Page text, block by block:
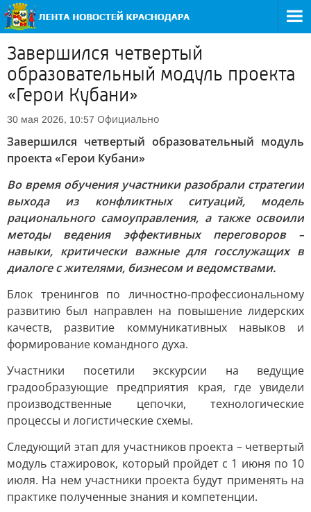
Завершился четвертый
образовательный модуль проекта
«Герои Кубани»
30 мая 2026, 10:57 Официально
Завершился четвертый образовательный модуль
проекта «Герои Кубани»
Во время обучения участники разобрали стратегии
выхода из конфликтных ситуаций, модель
рационального самоуправления, а также освоили
методы ведения эффективных переговоров –
навыки, критически важные для госслужащих в
диалоге с жителями, бизнесом и ведомствами.
Блок тренингов по личностно-профессиональному
развитию был направлен на повышение лидерских
качеств, развитие коммуникативных навыков и
формирование командного духа.
Участники посетили экскурсии на ведущие
градообразующие предприятия края, где увидели
производственные цепочки, технологические
процессы и логистические схемы.
Следующий этап для участников проекта – четвертый
модуль стажировок, который пройдет с 1 июня по 10
июля. На нем участники проекта будут применять на
практике полученные знания и компетенции.